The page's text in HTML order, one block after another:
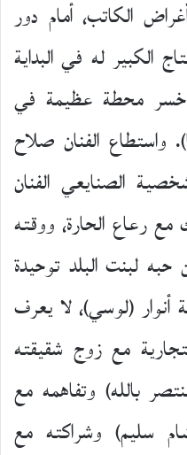
الكاتب، أمام دور
الكبير له في البداية
خسر محطة عظيمة في
واستطاع الفنان صلاح
الصنايعي الفنان
رعاع الحارة، ووقته
لبنت البلد توحيدة
أنوار (لوسي)، لا يعرف
مع زوج شقيقته
بالله) وتفاهمه مع
سليم) وشراكته مع